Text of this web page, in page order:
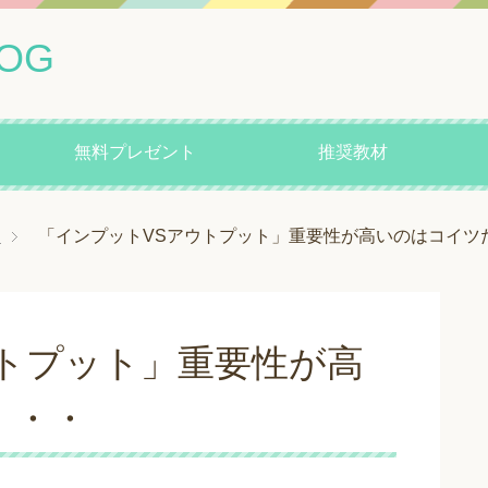
無料プレゼント 推奨教材
「インプットVSアウトプット」重要性が高いのはコイツ
プット」重要性が高
・